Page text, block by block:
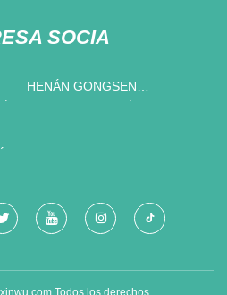
SOCIA
HENÁN GONGSEN
los derechos